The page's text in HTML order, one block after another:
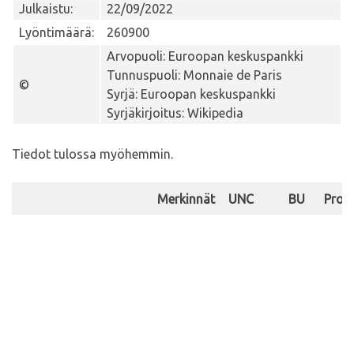
Julkaistu:
22/09/2022
Lyöntimäärä:
260900
©
Arvopuoli: Euroopan keskuspankki
Tunnuspuoli: Monnaie de Paris
Syrjä: Euroopan keskuspankki
Syrjäkirjoitus: Wikipedia
Tiedot tulossa myöhemmin.
Merkinnät UNC BU